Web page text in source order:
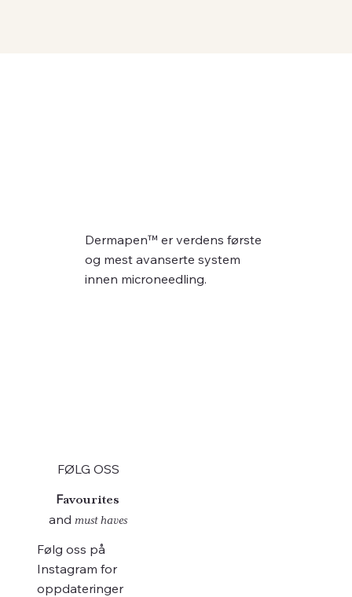
Dermapen™ er verdens første
og mest avanserte system
innen microneedling.
FØLG OSS
Favourites
and must haves
Følg oss på
Instagram for
oppdateringer